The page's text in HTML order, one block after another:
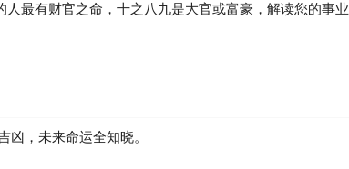
人最有财官之命，十之八九是大官或富豪，解读您的事业
凶，未来命运全知晓。